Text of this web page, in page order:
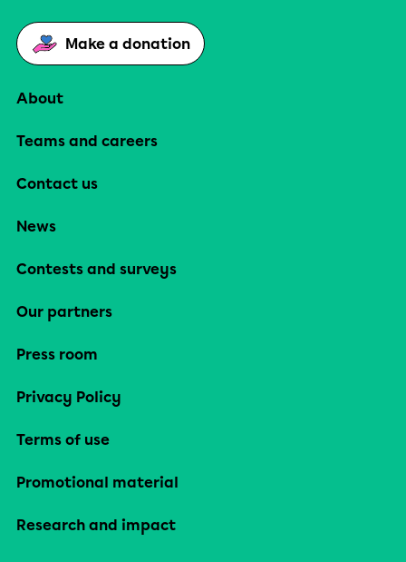
Make a donation
About
Teams and careers
Contact us
News
Contests and surveys
Our partners
Press room
Privacy Policy
Terms of use
Promotional material
Research and impact